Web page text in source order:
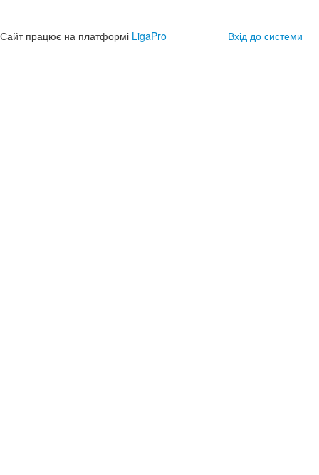
Сайт працює на платформі LigaPro Вхід до системи